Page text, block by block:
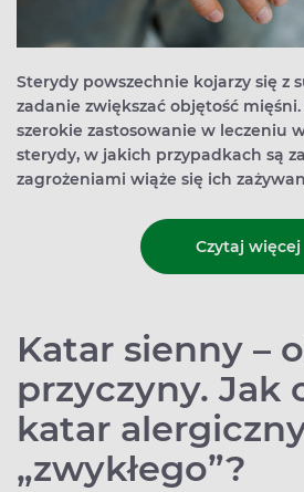
Sterydy powszechnie kojarzy się z
zadanie zwiększać objętość
szerokie zastosowanie w leczeniu
sterydy, w jakich przypadkach są
zagrożeniami wiąże się ich
Czytaj więcej
Katar sienny –
przyczyny. Jak
katar
„zwykłego”?